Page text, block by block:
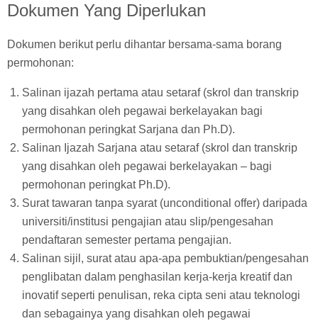
Dokumen Yang Diperlukan
Dokumen berikut perlu dihantar bersama-sama borang
permohonan:
Salinan ijazah pertama atau setaraf (skrol dan transkrip
yang disahkan oleh pegawai berkelayakan bagi
permohonan peringkat Sarjana dan Ph.D).
Salinan Ijazah Sarjana atau setaraf (skrol dan transkrip
yang disahkan oleh pegawai berkelayakan – bagi
permohonan peringkat Ph.D).
Surat tawaran tanpa syarat (unconditional offer) daripada
universiti/institusi pengajian atau slip/pengesahan
pendaftaran semester pertama pengajian.
Salinan sijil, surat atau apa-apa pembuktian/pengesahan
penglibatan dalam penghasilan kerja-kerja kreatif dan
inovatif seperti penulisan, reka cipta seni atau teknologi
dan sebagainya yang disahkan oleh pegawai